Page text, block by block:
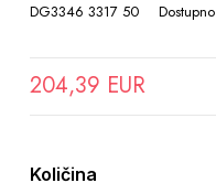
GALLERY
DG3346 3317 50 Dostupno
204,39 EUR
Količina